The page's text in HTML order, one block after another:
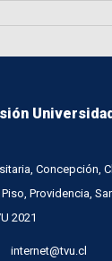
Concepción,
Providencia,
2021
internet@tvu.cl